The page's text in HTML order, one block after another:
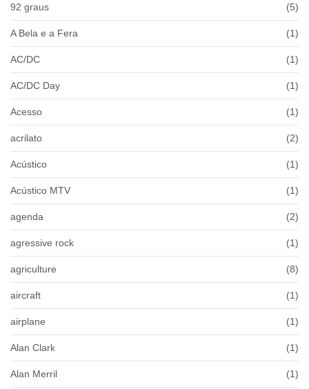
92 graus (5)
A Bela e a Fera (1)
AC/DC (1)
AC/DC Day (1)
Acesso (1)
acrilato (2)
Acústico (1)
Acústico MTV (1)
agenda (2)
agressive rock (1)
agriculture (8)
aircraft (1)
airplane (1)
Alan Clark (1)
Alan Merril (1)